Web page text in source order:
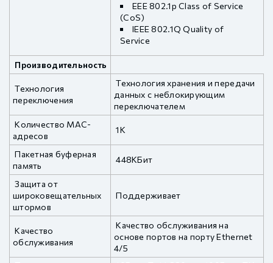
EEE 802.1p Class of Service
(CoS)
IEEE 802.1Q Quality of
Service
Производительность
Технология
переключения
Технология хранения и передачи
данных с неблокирующим
переключателем
Количество MAC-
адресов
1K
Пакетная буферная
память
448KБит
Защита от
широковещательных
штормов
Поддерживает
Качество
обслуживания
Качество обслуживания на
основе портов на порту Ethernet
4/5